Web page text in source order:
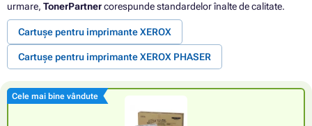
urmare, TonerPartnercorespunde standardelor înalte de calitate.
Cartușe pentru imprimante XEROX
Cartușe pentru imprimante XEROX PHASER
Cele mai bine vândute